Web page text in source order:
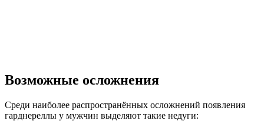
Возможные осложнения
Среди наиболее распространённых осложнений появления
гарднереллы у мужчин выделяют такие недуги: